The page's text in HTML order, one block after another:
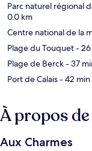
Parc naturel régional
0.0 km
Centre national de la
Plage du Touquet-
Plage de Berck- 37
Port de Calais- 42
À propos
Aux Charmes